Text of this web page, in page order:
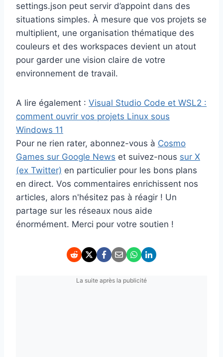
settings.json peut servir d’appoint dans des
situations simples. À mesure que vos projets se
multiplient, une organisation thématique des
couleurs et des workspaces devient un atout
pour garder une vision claire de votre
environnement de travail.
A lire également : Visual Studio Code et WSL2 :
comment ouvrir vos projets Linux sous
Windows 11
Pour ne rien rater, abonnez-vous à Cosmo
Games sur Google News et suivez-nous sur X
(ex Twitter) en particulier pour les bons plans
en direct. Vos commentaires enrichissent nos
articles, alors n'hésitez pas à réagir ! Un
partage sur les réseaux nous aide
énormément. Merci pour votre soutien !
La suite après la publicité